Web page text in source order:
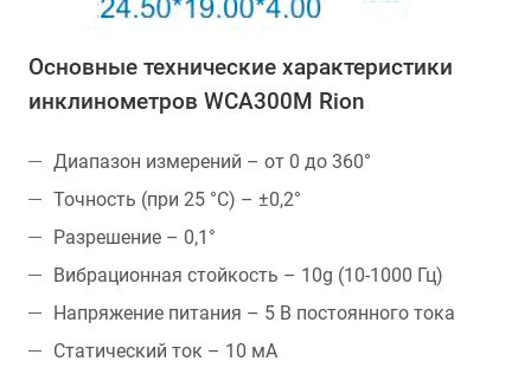
Основные технические характеристики
инклинометров WCA300M Rion
Диапазон измерений – от 0 до 360°
Точность (при 25 °С) – ±0,2°
Разрешение – 0,1°
Вибрационная стойкость – 10g (10-1000 Гц)
Напряжение питания – 5 В постоянного тока
Статический ток – 10 мА